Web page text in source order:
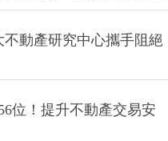
動產研究中心攜手阻絕
位！提升不動產交易安